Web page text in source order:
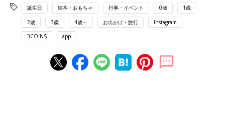
誕生日 絵本・おもちゃ 行事・イベント 0歳 1歳
2歳 3歳 4歳～ お出かけ・旅行 Instagram
3COINS app